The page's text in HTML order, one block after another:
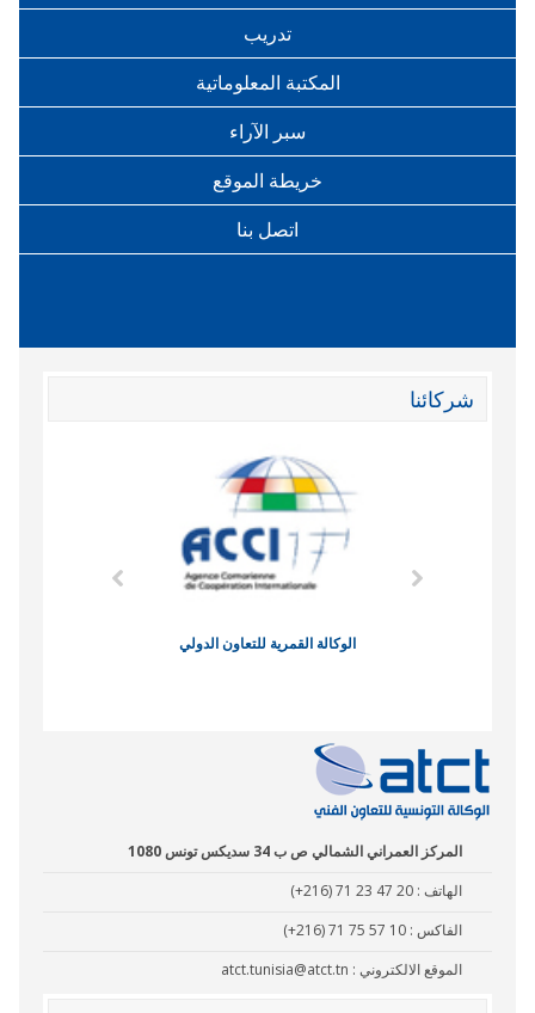
تدريب
المكتبة المعلوماتية
سبر الآراء
خريطة الموقع
اتصل بنا
شركائنا
الوكالة القمرية للتعاون الدولي
المركز العمراني الشمالي ص ب 34 سديكس تونس 1080
الهاتف : (+216) 71 23 47 20
الفاكس : (+216) 71 75 57 10
الموقع الالكتروني : atct.tunisia@atct.tn